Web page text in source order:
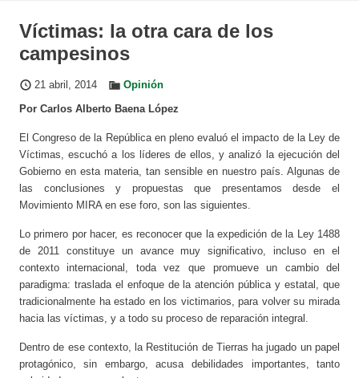
Víctimas: la otra cara de los
campesinos
21 abril, 2014 Opinión
Por Carlos Alberto Baena López
El Congreso de la República en pleno evaluó el impacto de la Ley de
Víctimas, escuchó a los líderes de ellos, y analizó la ejecución del
Gobierno en esta materia, tan sensible en nuestro país. Algunas de
las conclusiones y propuestas que presentamos desde el
Movimiento MIRA en ese foro, son las siguientes.
Lo primero por hacer, es reconocer que la expedición de la Ley 1488
de 2011 constituye un avance muy significativo, incluso en el
contexto internacional, toda vez que promueve un cambio del
paradigma: traslada el enfoque de la atención pública y estatal, que
tradicionalmente ha estado en los victimarios, para volver su mirada
hacia las víctimas, y a todo su proceso de reparación integral.
Dentro de ese contexto, la Restitución de Tierras ha jugado un papel
protagónico, sin embargo, acusa debilidades importantes, tanto